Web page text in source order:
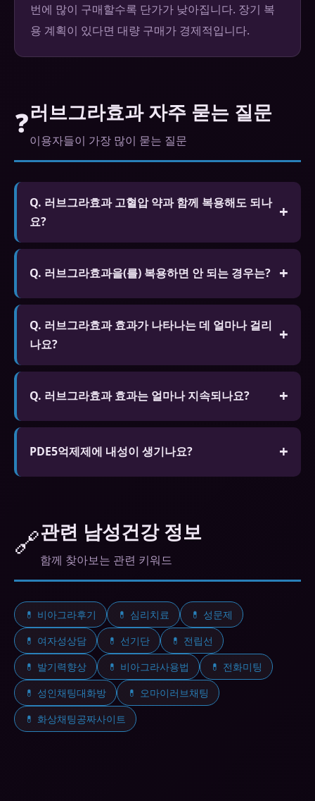
번에 많이 구매할수록 단가가 낮아집니다. 장기 복
용 계획이 있다면 대량 구매가 경제적입니다.
❓러브그라효과 자주 묻는 질문
이용자들이 가장 많이 묻는 질문
Q. 러브그라효과 고혈압 약과 함께 복용해도 되나
요?
A. 일부 고혈압 약과 병용하면 혈압이 과도하게 낮아
질 수 있습니다. 현재 복용 중인 약물 목록을 전문가
Q. 러브그라효과을(를) 복용하면 안 되는 경우는?
A. 질산염 계열 약물을 복용 중인 분, 심각한 심장 질
환, 저혈압, 심각한 간/신장 질환이 있는 분은 복용 전
반드시 전문가와 상담하세요.
Q. 러브그라효과 효과가 나타나는 데 얼마나 걸리
나요?
A. 일반적으로 복용 후 30분~1시간 후에 효과가 나타
납니다. 고지방 식사 후 복용하면 흡수가 지연될 수
Q. 러브그라효과 효과는 얼마나 지속되나요?
A. 비아그라(실데나필)는 4~6시간, 시알리스(타다라
필)는 최대 36시간, 레비트라(바데나필)는 4~6시간
PDE5억제제에 내성이 생기나요?
🔗관련 남성건강 정보
함께 찾아보는 관련 키워드
💊 비아그라후기 💊 심리치료
💊 성문제
💊 여자성상담
💊 선기단
💊 전립선
💊 발기력향상
💊 비아그라사용법
💊 전화미팅
💊 성인채팅대화방
💊 오마이러브채팅
💊 화상채팅공짜사이트